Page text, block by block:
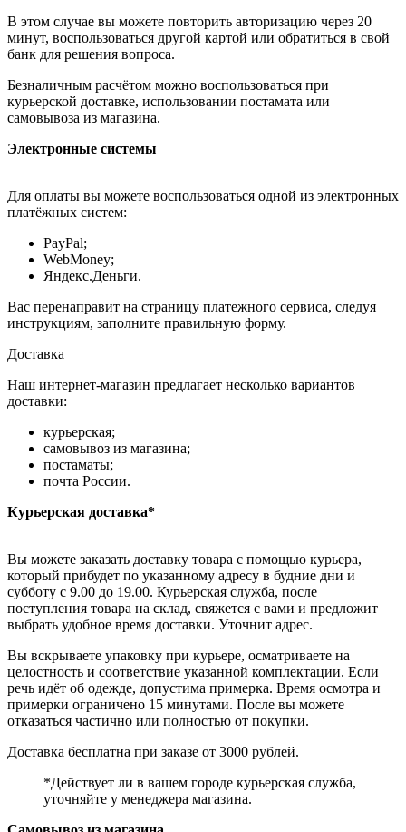
В этом случае вы можете повторить авторизацию через 20
минут, воспользоваться другой картой или обратиться в свой
банк для решения вопроса.
Безналичным расчётом можно воспользоваться при
курьерской доставке, использовании постамата или
самовывоза из магазина.
Электронные системы
Для оплаты вы можете воспользоваться одной из электронных
платёжных систем:
PayPal;
WebMoney;
Яндекс.Деньги.
Вас перенаправит на страницу платежного сервиса, следуя
инструкциям, заполните правильную форму.
Доставка
Наш интернет-магазин предлагает несколько вариантов
доставки:
курьерская;
самовывоз из магазина;
постаматы;
почта России.
Курьерская доставка*
Вы можете заказать доставку товара с помощью курьера,
который прибудет по указанному адресу в будние дни и
субботу с 9.00 до 19.00. Курьерская служба, после
поступления товара на склад, свяжется с вами и предложит
выбрать удобное время доставки. Уточнит адрес.
Вы вскрываете упаковку при курьере, осматриваете на
целостность и соответствие указанной комплектации. Если
речь идёт об одежде, допустима примерка. Время осмотра и
примерки ограничено 15 минутами. После вы можете
отказаться частично или полностью от покупки.
Доставка бесплатна при заказе от 3000 рублей.
*Действует ли в вашем городе курьерская служба,
уточняйте у менеджера магазина.